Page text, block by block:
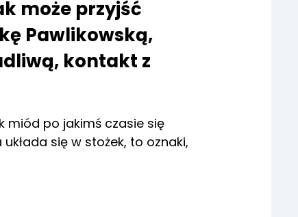
może przyjść
Pawlikowską,
kontakt z
miód po jakimś czasie się
się w stożek, to oznaki,